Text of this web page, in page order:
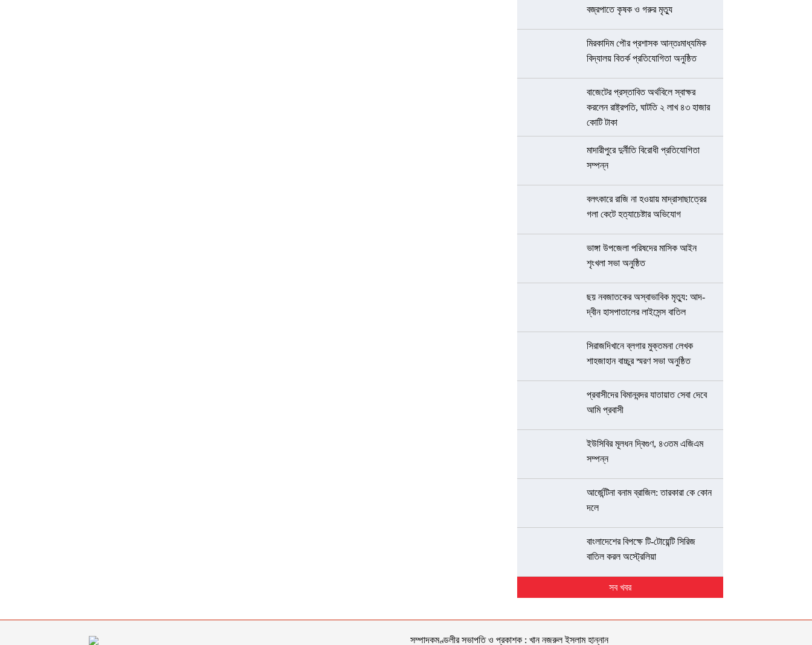
বজ্রপাতে কৃষক ও গরুর মৃত্যু
মিরকাদিম পৌর প্রশাসক আন্তঃমাধ্যমিক
বিদ্যালয় বিতর্ক প্রতিযোগিতা অনুষ্ঠিত
বাজেটের প্রস্তাবিত অর্থবিলে স্বাক্ষর
করলেন রাষ্ট্রপতি, ঘাটতি ২ লাখ ৪৩ হাজার
কোটি টাকা
মাদারীপুরে দুর্নীতি বিরোধী প্রতিযোগিতা
সম্পন্ন
বলৎকারে রাজি না হওয়ায় মাদ্রাসাছাত্রের
গলা কেটে হত্যাচেষ্টার অভিযোগ
ভাঙ্গা উপজেলা পরিষদের মাসিক আইন
শৃংখলা সভা অনুষ্ঠিত
ছয় নবজাতকের অস্বাভাবিক মৃত্যু: আদ-
দ্বীন হাসপাতালের লাইসেন্স বাতিল
সিরাজদিখানে ব্লগার মুক্তমনা লেখক
শাহজাহান বাচ্চুর স্মরণ সভা অনুষ্ঠিত
প্রবাসীদের বিমানবন্দর যাতায়াত সেবা দেবে
আমি প্রবাসী
ইউসিবির মূলধন দ্বিগুণ, ৪৩তম এজিএম
সম্পন্ন
আর্জেন্টিনা বনাম ব্রাজিল: তারকারা কে কোন
দলে
বাংলাদেশের বিপক্ষে টি-টোয়েন্টি সিরিজ
বাতিল করল অস্ট্রেলিয়া
সব খবর
সম্পাদকমণ্ডলীর সভাপতি ও প্রকাশক : খান নজরুল ইসলাম হান্নান